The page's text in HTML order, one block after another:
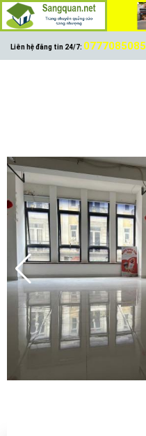
Liên hệ đăng tin 24/7: 0777085085